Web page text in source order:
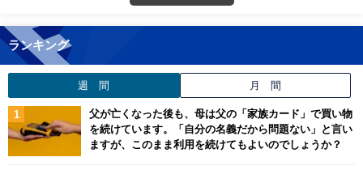
ランキング
週 間 月 間
父が亡くなった後も、母は父の「家族カード」で買い物
を続けています。「自分の名義だから問題ない」と言い
ますが、このまま利用を続けてもよいのでしょうか？